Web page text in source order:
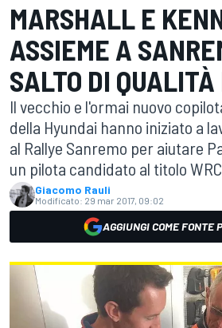
MARSHALL E
ASSIEME A
SALTO DI QUALITÀ
Il vecchio e l'ormai nuovo
della Hyundai hanno iniziato a
al Rallye Sanremo per aiutare
un pilota candidato al titolo WRC.
Giacomo Rauli
Modificato: 29 mar 2017, 09:02
AGGIUNGI COME FONTE